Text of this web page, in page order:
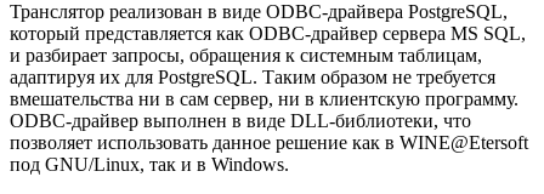
Транслятор реализован в виде ODBC-драйвера PostgreSQL,
который представляется как ODBC-драйвер сервера MS SQL,
и разбирает запросы, обращения к системным таблицам,
адаптируя их для PostgreSQL. Таким образом не требуется
вмешательства ни в сам сервер, ни в клиентскую программу.
ODBC-драйвер выполнен в виде DLL-библиотеки, что
позволяет использовать данное решение как в WINE@Etersoft
под GNU/Linux, так и в Windows.